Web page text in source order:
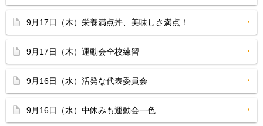
9月17日（木）栄養満点丼、美味しさ満点！
9月17日（木）運動会全校練習
9月16日（水）活発な代表委員会
9月16日（水）中休みも運動会一色